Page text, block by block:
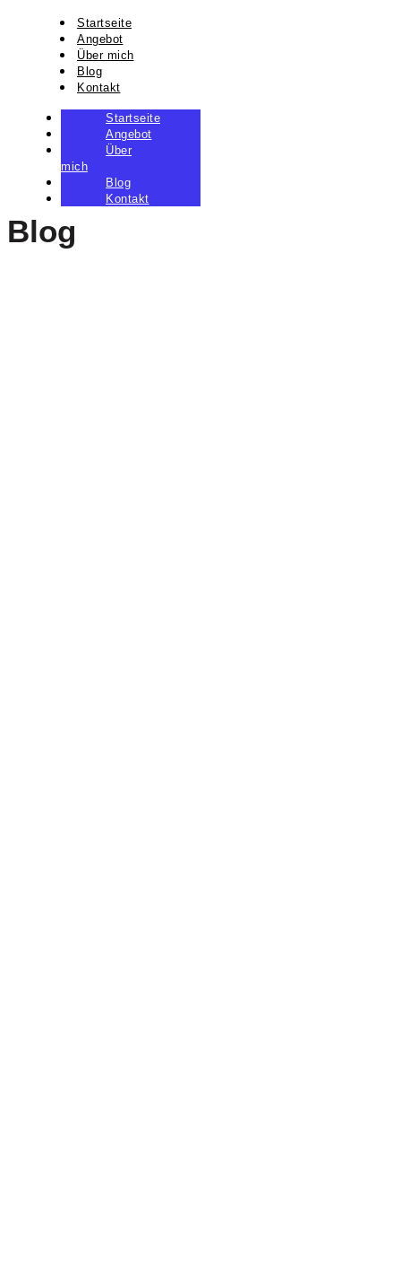
Startseite
Angebot
Über mich
Blog
Kontakt
Startseite
Angebot
Über
mich
Blog
Kontakt
Blog